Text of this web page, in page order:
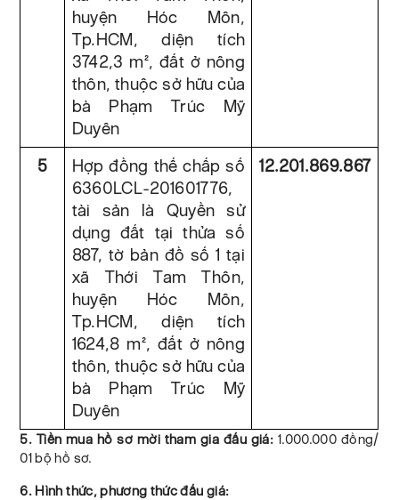
huyện Hóc Môn,
Tp.HCM, diện tích
3742,3 m², đất ở nông
thôn, thuộc sở hữu của
bà Phạm Trúc Mỹ
Duyên
5
Hợp đồng thế chấp số
6360LCL-201601776,
tài sản là Quyền sử
dụng đất tại thửa số
887, tờ bản đồ số 1 tại
xã Thới Tam Thôn,
huyện Hóc Môn,
Tp.HCM, diện tích
1624,8 m², đất ở nông
thôn, thuộc sở hữu của
bà Phạm Trúc Mỹ
Duyên
12.201.869.867
5. Tiền mua hồ sơ mời tham gia đấu giá: 1.000.000 đồng/
01 bộ hồ sơ.
6. Hình thức, phương thức đấu giá: